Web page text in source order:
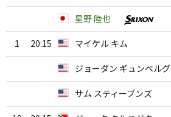
星野 陸也
1 20:15 マイケル キム
ジョーダン ギュンベルグ
サム スティーブンズ